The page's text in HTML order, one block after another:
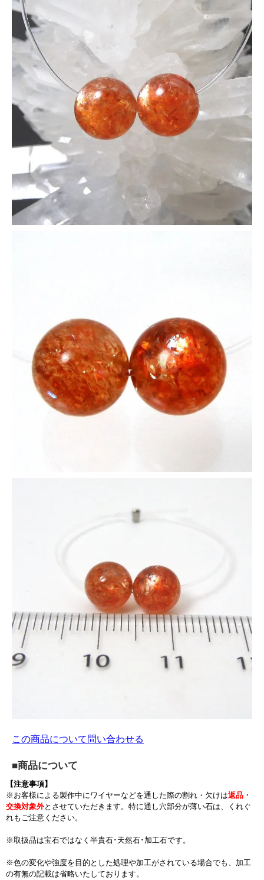
この商品について問い合わせる
■商品について
【注意事項】
※お客様による製作中にワイヤーなどを通した際の割れ・欠けは返品・
交換対象外とさせていただきます。特に通し穴部分が薄い石は、くれぐ
れもご注意ください。
※取扱品は宝石ではなく半貴石･天然石･加工石です。
※色の変化や強度を目的とした処理や加工がされている場合でも、加工
の有無の記載は省略いたしております。